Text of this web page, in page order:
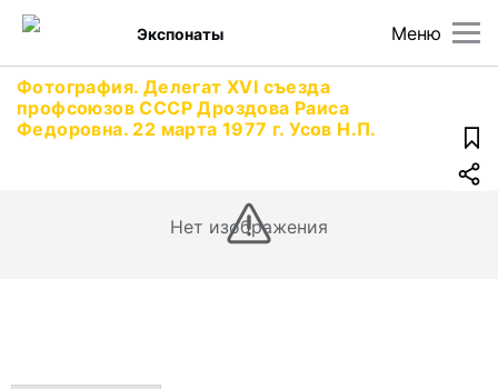
Меню
Экспонаты
Фотография. Делегат XVI съезда
профсоюзов СССР Дроздова Раиса
Федоровна. 22 марта 1977 г. Усов Н.П.
Нет изображения